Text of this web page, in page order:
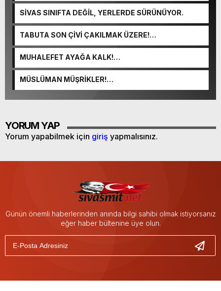
SİVAS SINIFTA DEĞİL, YERLERDE SÜRÜNÜYOR.
TABUTA SON ÇİVİ ÇAKILMAK ÜZERE!…
MUHALEFET AYAĞA KALK!…
MÜSLÜMAN MÜŞRİKLER!…
YORUM YAP
Yorum yapabilmek için giriş yapmalısınız.
Günün önemli haberlerinden anında bilgi sahibi olmak istiyorsanız
eğer haber bültenine üye olun.